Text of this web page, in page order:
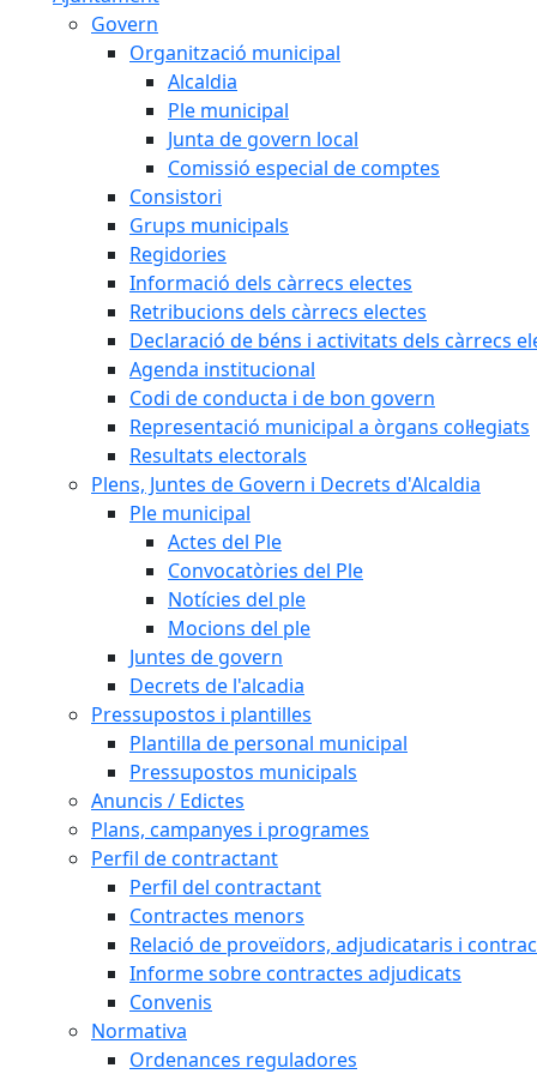
Govern
Organització municipal
Alcaldia
Ple municipal
Junta de govern local
Comissió especial de comptes
Consistori
Grups municipals
Regidories
Informació dels càrrecs electes
Retribucions dels càrrecs electes
Declaració de béns i activitats dels càrrecs
Agenda institucional
Codi de conducta i de bon govern
Representació municipal a òrgans col·legiats
Resultats electorals
Plens, Juntes de Govern i Decrets d'Alcaldia
Ple municipal
Actes del Ple
Convocatòries del Ple
Notícies del ple
Mocions del ple
Juntes de govern
Decrets de l'alcadia
Pressupostos i plantilles
Plantilla de personal municipal
Pressupostos municipals
Anuncis / Edictes
Plans, campanyes i programes
Perfil de contractant
Perfil del contractant
Contractes menors
Relació de proveïdors, adjudicataris i
Informe sobre contractes adjudicats
Convenis
Normativa
Ordenances reguladores